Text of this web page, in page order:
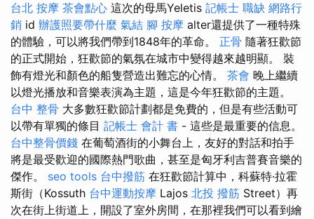
台北 按摩 茶會點心 這次的母馬Yeletis 記帳士 職缺 網路行
銷 id 辦護照要帶什麼 氣結 腳 按摩 alter還提供了一種特殊
的體驗，可以將我們帶到1848年的革命。 正骨 隨著狂歡節
的正式開始，狂​​歡節的氣氛在城市中變得越來越明顯。 裝
飾有燈光和顏色的船隻營造出難忘的心情。 茶會 晚上繼續
以燈光播放和音樂表演為主題，這是今年狂歡節的主題。
台中 整骨 大多數狂歡節計劃都是免費的，但是有些活動可
以帶有單獨的條目 記帳士 會計 書 - 這些是最重要的信息。
台中整骨價錢 在葡萄酒街的小舞台上，友好的對話和拍手
將是最受歡迎的國際熱門歌曲，甚至是匈牙利吉普賽音樂的
傑作。 seo tools 台中撥筋 在狂歡節計算中，科蘇特·拉霍
斯街（Kossuth 台中運動按摩 Lajos 北投 撥筋 Street）再
次在街上街道上，開設了室外房間，在那裡我們可以看到繪